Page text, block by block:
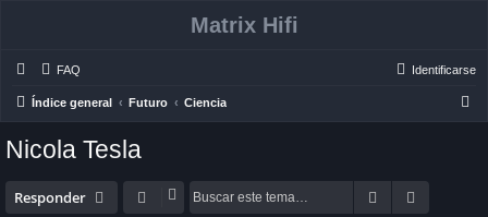
Matrix Hifi
FAQ Identificarse
Índice general Futuro Ciencia
Nicola Tesla
Responder Buscar